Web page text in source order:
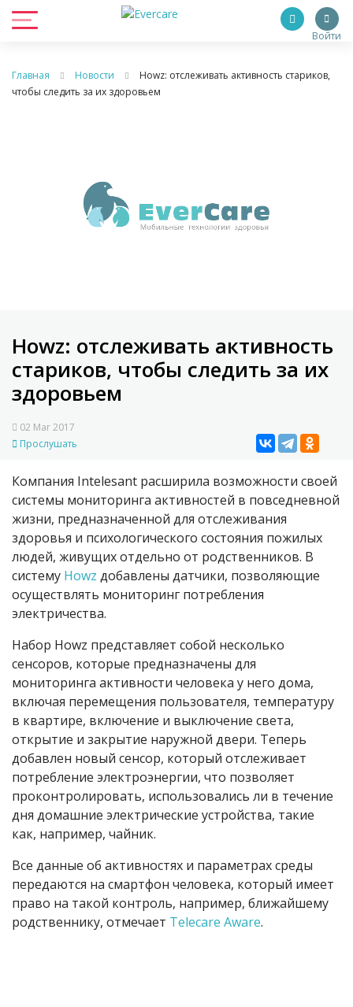
Войти
Главная Новости
Howz: отслеживать активность стариков,
чтобы следить за их здоровьем
Howz: отслеживать активность
стариков, чтобы следить за их
здоровьем
02 Mar 2017
Прослушать
Компания Intelesant расширила возможности своей
системы мониторинга активностей в повседневной
жизни, предназначенной для отслеживания
здоровья и психологического состояния пожилых
людей, живущих отдельно от родственников. В
систему Howz добавлены датчики, позволяющие
осуществлять мониторинг потребления
электричества.
Набор Howz представляет собой несколько
сенсоров, которые предназначены для
мониторинга активности человека у него дома,
включая перемещения пользователя, температуру
в квартире, включение и выключение света,
открытие и закрытие наружной двери. Теперь
добавлен новый сенсор, который отслеживает
потребление электроэнергии, что позволяет
проконтролировать, использовались ли в течение
дня домашние электрические устройства, такие
как, например, чайник.
Все данные об активностях и параметрах среды
передаются на смартфон человека, который имеет
право на такой контроль, например, ближайшему
родственнику, отмечает Telecare Aware.